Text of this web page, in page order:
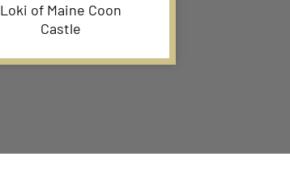
Loki of Maine Coon
Castle